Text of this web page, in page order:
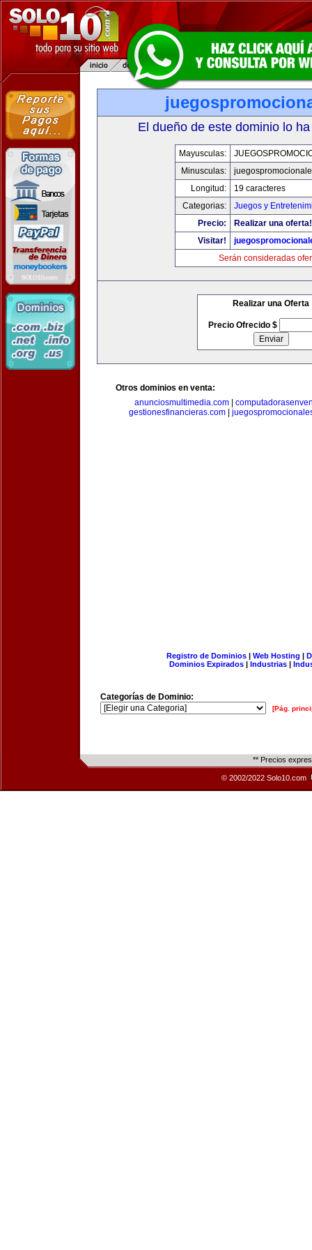
El dueño de este dominio lo
Mayusculas:
Minusculas:
Longitud:
19 caracteres
Categorias:
Juegos y
Precio:
Realizar una oferta!
Visitar!
Serán consideradas
Realizar una Oferta
Precio Ofrecido $
Otros dominios en venta:
anunciosmultimedia.com
gestionesfinancieras.com
Registro de Dominios| Web Hosting |
Dominios Expirados | Industrias |
Categorías de Dominio:
[Pág.
** Precios
© 2002/2022 Solo10.com